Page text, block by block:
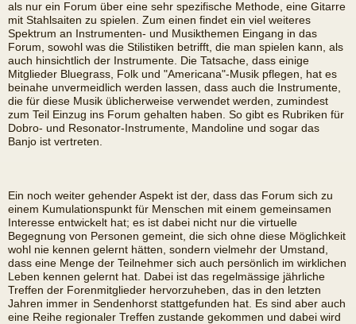
als nur ein Forum über eine sehr spezifische Methode, eine Gitarre
mit Stahlsaiten zu spielen. Zum einen findet ein viel weiteres
Spektrum an Instrumenten- und Musikthemen Eingang in das
Forum, sowohl was die Stilistiken betrifft, die man spielen kann, als
auch hinsichtlich der Instrumente. Die Tatsache, dass einige
Mitglieder Bluegrass, Folk und "Americana"-Musik pflegen, hat es
beinahe unvermeidlich werden lassen, dass auch die Instrumente,
die für diese Musik üblicherweise verwendet werden, zumindest
zum Teil Einzug ins Forum gehalten haben. So gibt es Rubriken für
Dobro- und Resonator-Instrumente, Mandoline und sogar das
Banjo ist vertreten.
Ein noch weiter gehender Aspekt ist der, dass das Forum sich zu
einem Kumulationspunkt für Menschen mit einem gemeinsamen
Interesse entwickelt hat; es ist dabei nicht nur die virtuelle
Begegnung von Personen gemeint, die sich ohne diese Möglichkeit
wohl nie kennen gelernt hätten, sondern vielmehr der Umstand,
dass eine Menge der Teilnehmer sich auch persönlich im wirklichen
Leben kennen gelernt hat. Dabei ist das regelmässige jährliche
Treffen der Forenmitglieder hervorzuheben, das in den letzten
Jahren immer in Sendenhorst stattgefunden hat. Es sind aber auch
eine Reihe regionaler Treffen zustande gekommen und dabei wird